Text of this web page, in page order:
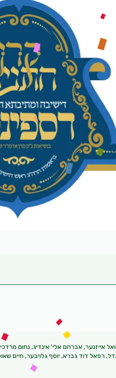
אייזנער, אברהם אלי' אינדיג, נחום
רפאל דוד גברא, יוסף גלויבער, חיים